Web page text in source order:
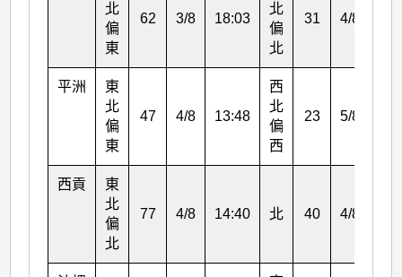
北
偏
東
62 3/8 18:03
北
偏
北
31 4/8
平洲
東
北
偏
東
47 4/8 13:48
西
北
偏
西
23 5/8
西貢
東
北
偏
北
77 4/8 14:40 北 40 4/8